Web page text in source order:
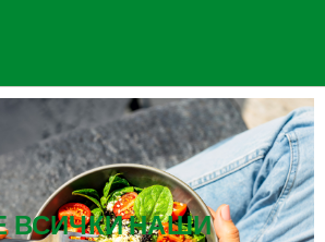
ВСИЧКИ НАШИ